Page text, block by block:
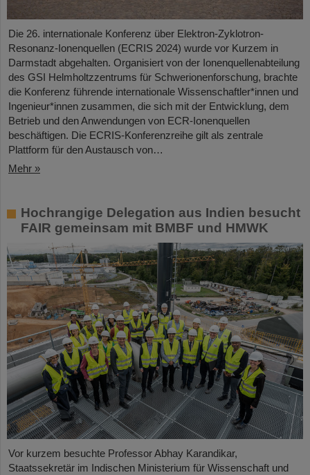
Die 26. internationale Konferenz über Elektron-Zyklotron-
Resonanz-Ionenquellen (ECRIS 2024) wurde vor Kurzem in
Darmstadt abgehalten. Organisiert von der Ionenquellenabteilung
des GSI Helmholtzzentrums für Schwerionenforschung, brachte
die Konferenz führende internationale Wissenschaftler*innen und
Ingenieur*innen zusammen, die sich mit der Entwicklung, dem
Betrieb und den Anwendungen von ECR-Ionenquellen
beschäftigen. Die ECRIS-Konferenzreihe gilt als zentrale
Plattform für den Austausch von…
Mehr »
Hochrangige Delegation aus Indien besucht
FAIR gemeinsam mit BMBF und HMWK
Vor kurzem besuchte Professor Abhay Karandikar,
Staatssekretär im Indischen Ministerium für Wissenschaft und